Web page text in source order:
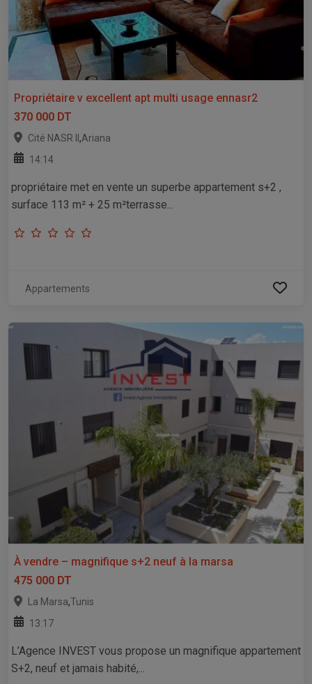
Propriétaire v excellent apt multi usage ennasr2
370 000 DT
Cité NASR II ,Ariana
14:14
propriétaire met en vente un superbe appartement s+2 ,
surface 113 m² + 25 m²terrasse...
Appartements
À vendre – magnifique s+2 neuf à la marsa
475 000 DT
La Marsa,Tunis
13:17
L’Agence INVEST vous propose un magnifique appartement
S+2, neuf et jamais habité,...